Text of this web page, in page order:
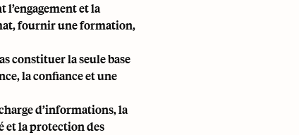
et la
fournir une formation,
constituer la seule base
la confiance et une
d’informations, la
et la protection des